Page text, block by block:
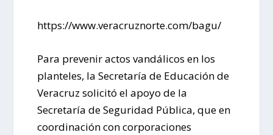
https://www.veracruznorte.com/bagu/
Para prevenir actos vandálicos en los
planteles, la Secretaría de Educación de
Veracruz solicitó el apoyo de la
Secretaría de Seguridad Pública, que en
coordinación con corporaciones